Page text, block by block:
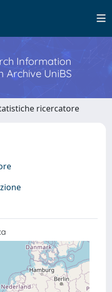
Information
Archive UniBS
ricercatore